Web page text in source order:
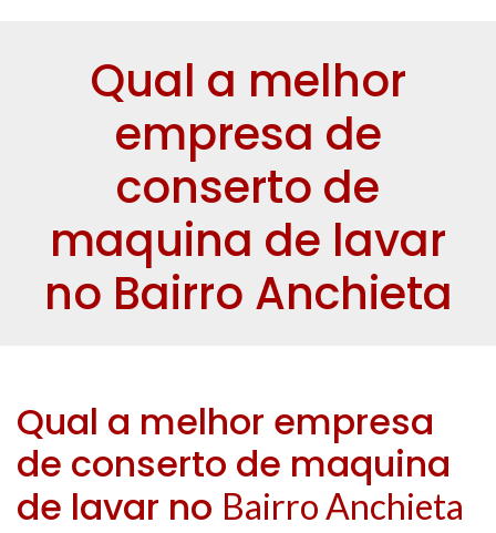
Qual a melhor
empresa de
conserto de
maquina de lavar
no Bairro Anchieta
Qual a melhor empresa
de conserto de maquina
de lavar no Bairro Anchieta